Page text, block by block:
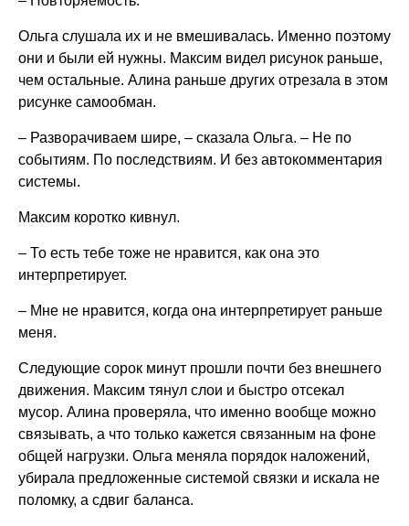
Ольга слушала их и не вмешивалась. Именно поэтому
они и были ей нужны. Максим видел рисунок раньше,
чем остальные. Алина раньше других отрезала в этом
рисунке самообман.
– Разворачиваем шире, – сказала Ольга. – Не по
событиям. По последствиям. И без автокомментария
системы.
Максим коротко кивнул.
– То есть тебе тоже не нравится, как она это
интерпретирует.
– Мне не нравится, когда она интерпретирует раньше
меня.
Следующие сорок минут прошли почти без внешнего
движения. Максим тянул слои и быстро отсекал
мусор. Алина проверяла, что именно вообще можно
связывать, а что только кажется связанным на фоне
общей нагрузки. Ольга меняла порядок наложений,
убирала предложенные системой связки и искала не
поломку, а сдвиг баланса.